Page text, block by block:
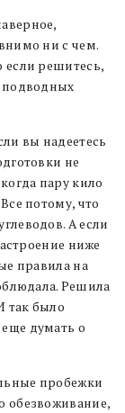
ни с чем.
если решитесь,
подводных
вы надеетесь
не
пару кило
потому, что
А если
ниже
правила на
Решила
так было
думать о
пробежки
обезвоживание,